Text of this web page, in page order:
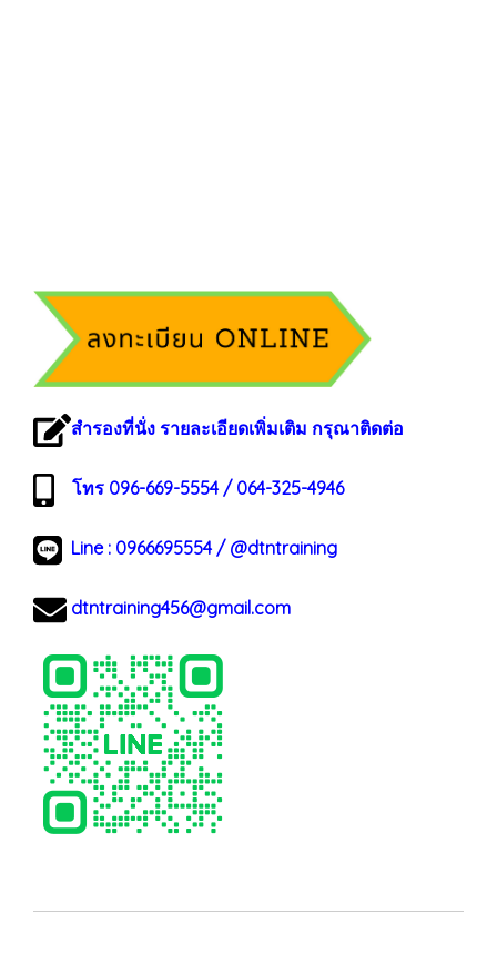
สำรองที่นั่ง รายละเอียดเพิ่มเติม กรุณาติดต่อ
โทร 096-669-5554 / 064-325-4946
Line : 0966695554/ @dtntraining
dtntraining456@gmail.com